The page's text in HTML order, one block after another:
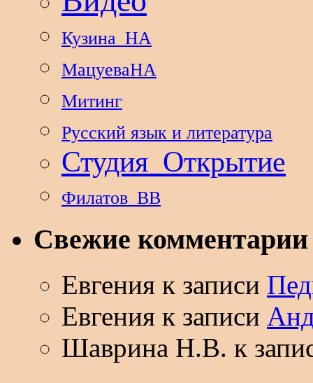
Кузина_НА
МацуеваНА
Митинг
Русский язык и литература
Студия_Открытие
Филатов_ВВ
Свежие комментарии
Евгения к записи
Евгения к записи
Шаврина Н.В. к